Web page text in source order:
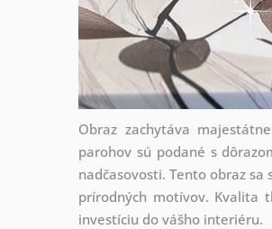
Obraz zachytáva
parohov sú podané s
nadčasovosti. Tento obraz
prírodných motívov. Kvalita
investíciu do vášho interiéru.